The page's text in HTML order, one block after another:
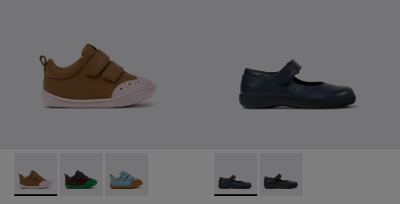
Peu - K800708-003 - Sapatos de pele castanhos para
Peu - K800708-004 - Sapatos castanhos de pele
Peu - K800708-002Spiral Comet - 80356-031 -
Spiral Comet -